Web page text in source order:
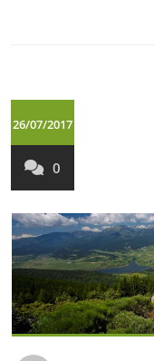
26/07/2017
0